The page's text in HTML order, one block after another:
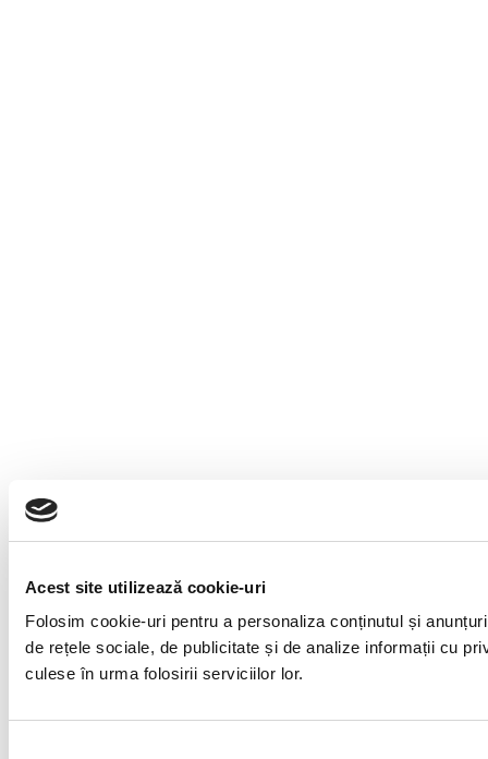
Acest site utilizează cookie-uri
Folosim cookie-uri pentru a personaliza conținutul și
de rețele sociale, de publicitate și de analize informații cu
culese în urma folosirii serviciilor lor.